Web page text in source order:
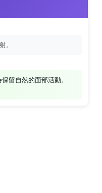
。
留自然的面部活動。